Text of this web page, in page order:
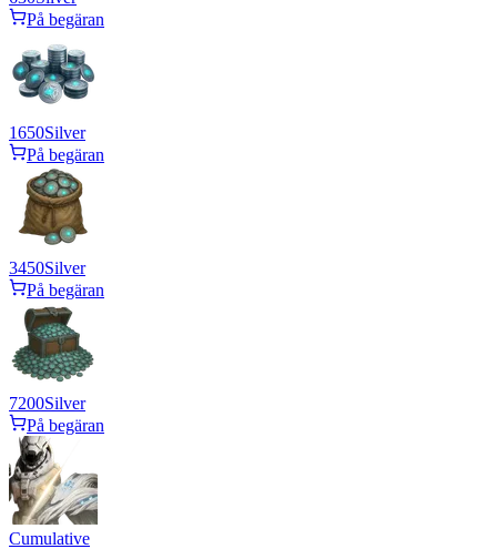
På begäran
1650Silver
På begäran
3450Silver
På begäran
7200Silver
På begäran
Cumulative